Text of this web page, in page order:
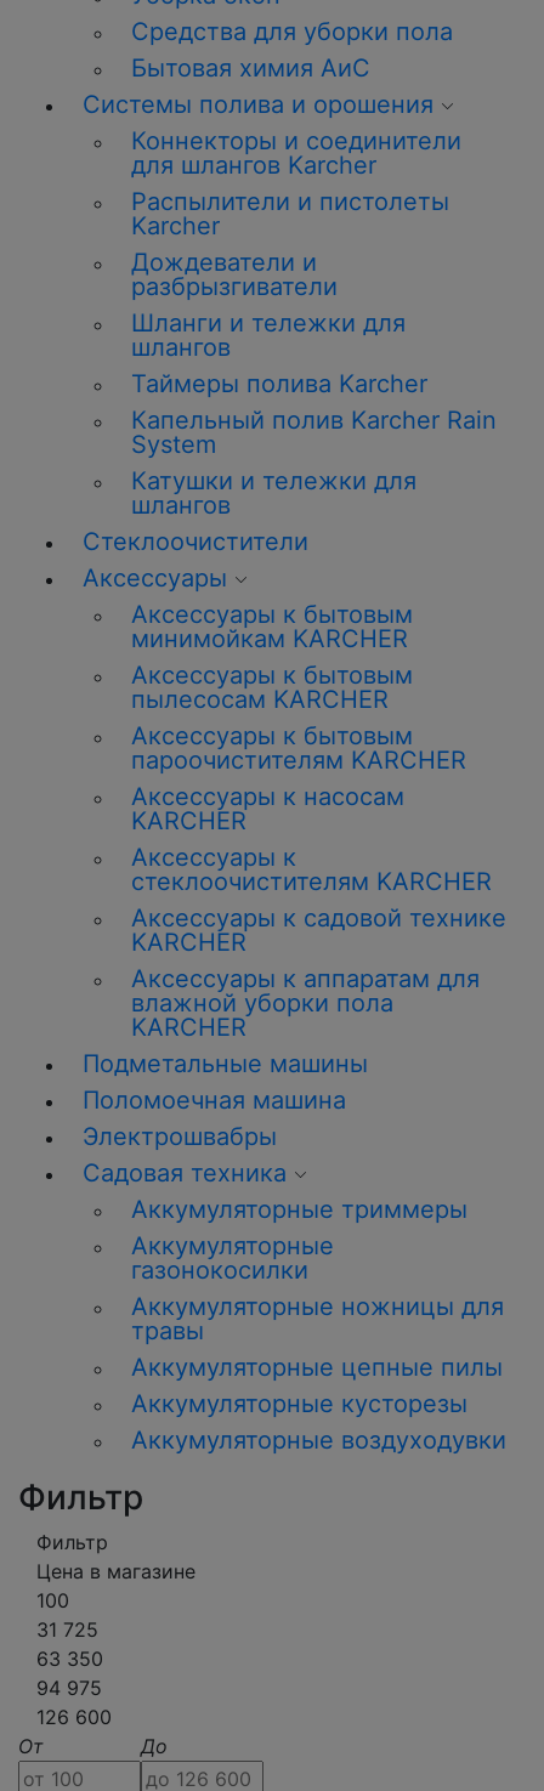
Средства для уборки пола
Бытовая химия АиС
Системы полива и орошения
Коннекторы и соединители
для шлангов Karcher
Распылители и пистолеты
Karcher
Дождеватели и
разбрызгиватели
Шланги и тележки для
шлангов
Таймеры полива Karcher
Капельный полив Karcher Rain
System
Катушки и тележки для
шлангов
Стеклоочистители
Аксессуары
Аксессуары к бытовым
минимойкам KARCHER
Аксессуары к бытовым
пылесосам KARCHER
Аксессуары к бытовым
пароочистителям KARCHER
Аксессуары к насосам
KARCHER
Аксессуары к
стеклоочистителям KARCHER
Аксессуары к садовой технике
KARCHER
Аксессуары к аппаратам для
влажной уборки пола
KARCHER
Подметальные машины
Поломоечная машина
Электрошвабры
Садовая техника
Аккумуляторные триммеры
Аккумуляторные
газонокосилки
Аккумуляторные ножницы для
травы
Аккумуляторные цепные пилы
Аккумуляторные кусторезы
Аккумуляторные воздуходувки
Фильтр
Фильтр
Цена в магазине
100
31 725
63 350
94 975
126 600
От
До